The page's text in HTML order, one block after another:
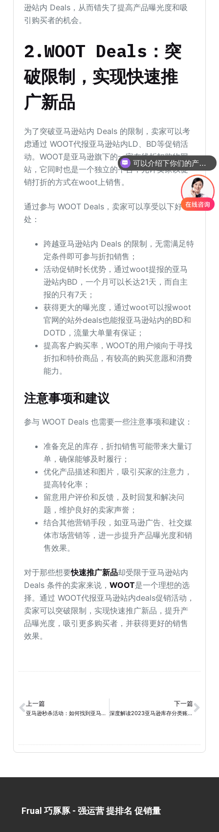
逊站内 Deals，从而错失了提高产品曝光度和吸
引购买者的机会。
2.WOOT Deals：突
破限制，实现快速推
广新品
为了突破亚马逊站内 Deals 的限制，卖家可以考
虑通过 WOOT代报亚马逊站内LD、BD等促销活
动。WOOT是亚马逊旗下的一家在线折扣购物网
站，它同时也是一个独立的平台，允许卖家以促
销打折的方式在woot上销售。
通过参与 WOOT Deals，卖家可以享受以下好
处：
跨越亚马逊站内 Deals 的限制，无需满足特
定条件即可参与折扣销售；
活动促销时长优势，通过woot提报的亚马
逊站内BD，一个月可以长达21天，而自主
报的只有7天；
获得更大的曝光度，通过woot可以报woot
官网的站外deals也能报亚马逊站内的BD和
DOTD，流量大单量有保证；
提高客户购买率，WOOT的用户倾向于寻找
折扣和特价商品，有较高的购买意愿和消费
能力。
注意事项和建议
参与 WOOT Deals 也需要一些注意事项和建议：
准备充足的库存，折扣销售可能带来大量订
单，确保能够及时履行；
优化产品描述和图片，吸引买家的注意力，
提高转化率；
留意用户评价和反馈，及时回复和解决问
题，维护良好的卖家声誉；
结合其他营销手段，如亚马逊广告、社交媒
体市场营销等，进一步提升产品曝光度和销
售效果。
对于那些想要快速推广新品却受限于亚马逊站内
Deals 条件的卖家来说，WOOT是一个理想的选
择。通过 WOOT代报亚马逊站内deals促销活动，
卖家可以突破限制，实现快速推广新品，提升产
品曝光度，吸引更多购买者，并获得更好的销售
效果。
上一篇
亚马逊秒杀活动：如何找到亚马逊Lightning Deals最佳投放时段？
下一篇
深度解读2023亚马逊库存分类账报告，提升运营水平，实现销售增长！（上）
Frual 巧豚豚 - 强运营 提排名 促销量​
可以介绍下你们的产品么
你们是怎么收费的呢